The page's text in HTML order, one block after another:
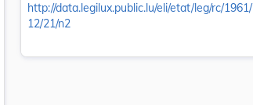
http://data.legilux.public.lu/eli/etat/leg/rc/1961/
12/21/n2